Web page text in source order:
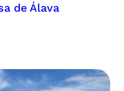
de Álava